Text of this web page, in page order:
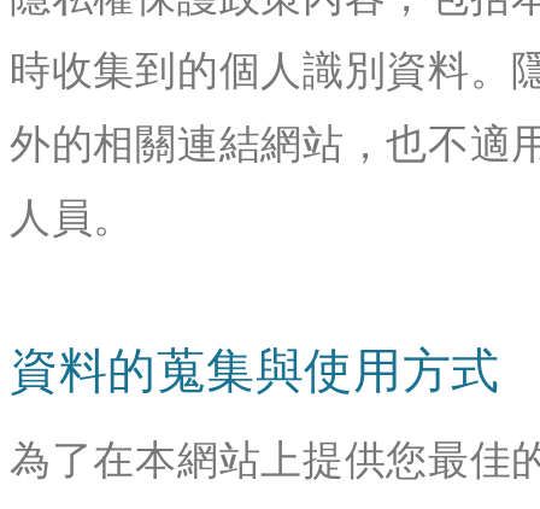
時收集到的個人識別資料。
外的相關連結網站，也不適
人員。
資料的蒐集與使用方式
為了在本網站上提供您最佳